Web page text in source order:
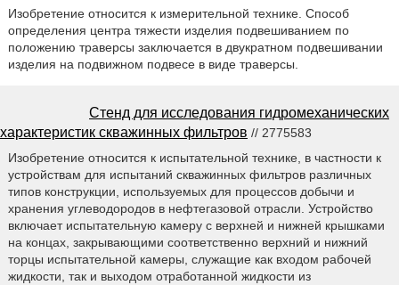
Изобретение относится к измерительной технике. Способ
определения центра тяжести изделия подвешиванием по
положению траверсы заключается в двукратном подвешивании
изделия на подвижном подвесе в виде траверсы.
Стенд для исследования гидромеханических
характеристик скважинных фильтров // 2775583
Изобретение относится к испытательной технике, в частности к
устройствам для испытаний скважинных фильтров различных
типов конструкции, используемых для процессов добычи и
хранения углеводородов в нефтегазовой отрасли. Устройство
включает испытательную камеру с верхней и нижней крышками
на концах, закрывающими соответственно верхний и нижний
торцы испытательной камеры, служащие как входом рабочей
жидкости, так и выходом отработанной жидкости из